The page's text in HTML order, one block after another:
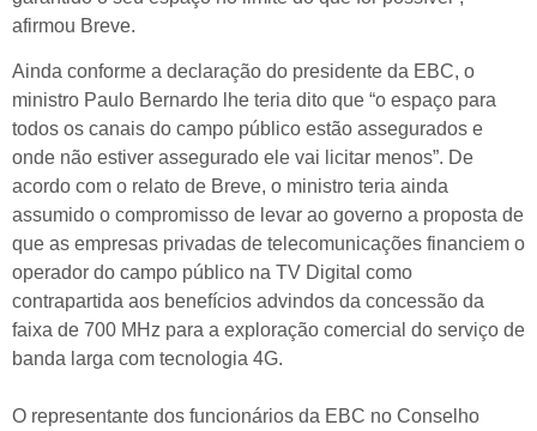
afirmou Breve.
Ainda conforme a declaração do presidente da EBC, o
ministro Paulo Bernardo lhe teria dito que “o espaço para
todos os canais do campo público estão assegurados e
onde não estiver assegurado ele vai licitar menos”. De
acordo com o relato de Breve, o ministro teria ainda
assumido o compromisso de levar ao governo a proposta de
que as empresas privadas de telecomunicações financiem o
operador do campo público na TV Digital como
contrapartida aos benefícios advindos da concessão da
faixa de 700 MHz para a exploração comercial do serviço de
banda larga com tecnologia 4G.
O representante dos funcionários da EBC no Conselho